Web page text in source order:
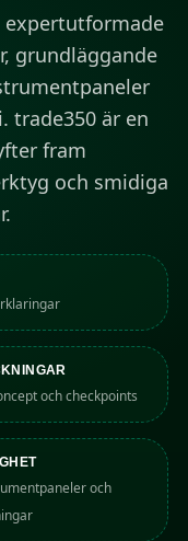
expertutformade
grundläggande
trade350 är en
fram
och smidiga
och checkpoints
och